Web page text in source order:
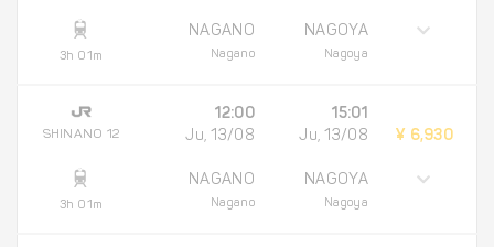
3h 01m
NAGANO
Nagano
NAGOYA
Nagoya
SHINANO 12
3h 01m
12:00
Ju, 13/08
NAGANO
Nagano
15:01
Ju, 13/08
NAGOYA
Nagoya
¥ 6,930